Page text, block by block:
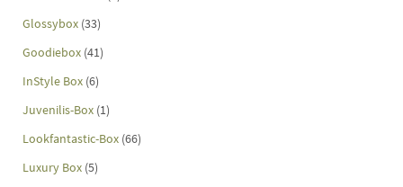
Glossybox (33)
Goodiebox (41)
InStyle Box (6)
Juvenilis-Box (1)
Lookfantastic-Box (66)
Luxury Box (5)